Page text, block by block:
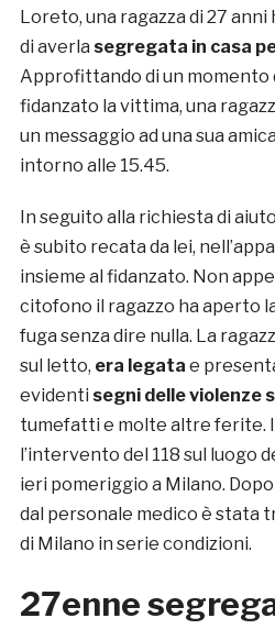
Loreto, una ragazza di 27
di averla segregata in casa
Approfittando di un momento
fidanzato la vittima, una
un messaggio ad una sua
intorno alle 15.45.
In seguito alla richiesta di
è subito recata da lei,
insieme al fidanzato. Non
citofono il ragazzo ha aperto
fuga senza dire nulla. La
sul letto, era legata e
evidenti segni delle violenze
tumefatti e molte altre ferite.
l’intervento del 118 sul luogo
ieri pomeriggio a Milano.
dal personale medico è stata
di Milano in serie condizioni.
27enne